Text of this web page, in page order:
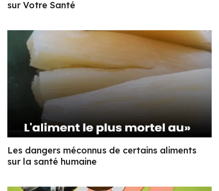
sur Votre Santé
Les dangers méconnus de certains aliments
sur la santé humaine